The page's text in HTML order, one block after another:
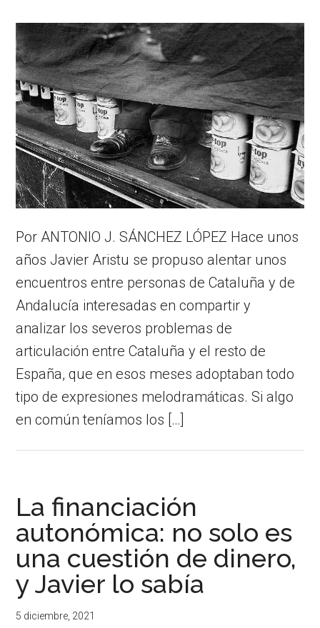
Por ANTONIO J. SÁNCHEZ LÓPEZ Hace unos
años Javier Aristu se propuso alentar unos
encuentros entre personas de Cataluña y de
Andalucía interesadas en compartir y
analizar los severos problemas de
articulación entre Cataluña y el resto de
España, que en esos meses adoptaban todo
tipo de expresiones melodramáticas. Si algo
en común teníamos los […]
La financiación
autonómica: no solo es
una cuestión de dinero,
y Javier lo sabía
5 diciembre, 2021